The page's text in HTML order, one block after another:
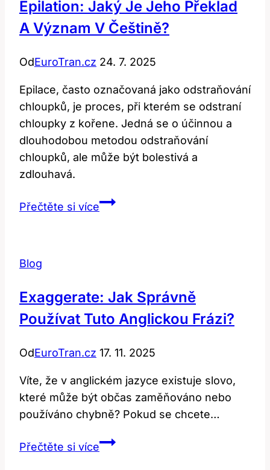
Epilation: Jaký Je Jeho Překlad
A Význam V Češtině?
OdEuroTran.cz 24. 7. 2025
Epilace, často označovaná jako odstraňování
chloupků, je proces, při kterém se odstraní
chloupky z kořene. Jedná se o účinnou a
dlouhodobou metodou odstraňování
chloupků, ale může být bolestivá a
zdlouhavá.
Přečtěte si víceEpilation:
význam
v
Blog
Exaggerate: Jak Správně
Používat Tuto Anglickou Frázi?
OdEuroTran.cz 17. 11. 2025
Víte, že​ v anglickém jazyce existuje⁤ slovo,
které⁣ může ‌být ⁣občas zaměňováno nebo
používáno⁣ chybně?​ Pokud se chcete…
Přečtěte si víceExaggerate: